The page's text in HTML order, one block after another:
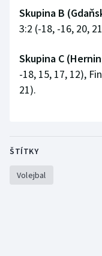
Skupina B
3:2 (-18, -16, 20,
Skupina C
-18, 15, 17, 12),
21).
ŠTÍTKY
Volejbal